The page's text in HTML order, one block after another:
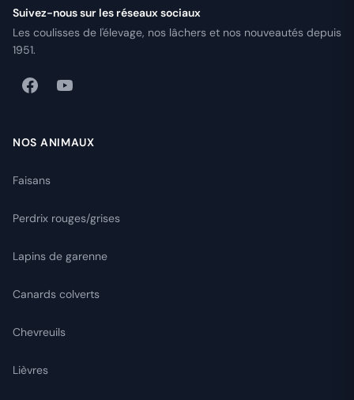
Suivez-nous sur les réseaux sociaux
Les coulisses de l'élevage, nos lâchers et nos nouveautés depuis
1951.
NOS ANIMAUX
Faisans
Perdrix rouges/grises
Lapins de garenne
Canards colverts
Chevreuils
Lièvres